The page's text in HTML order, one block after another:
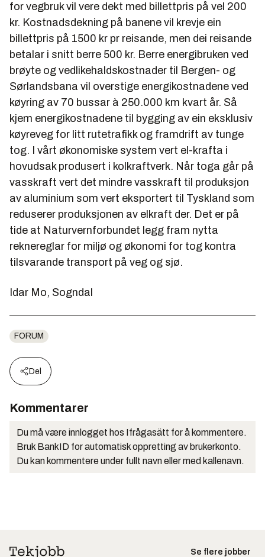
for vegbruk vil vere dekt med billettpris på vel 200
kr. Kostnadsdekning på banene vil krevje ein
billettpris på 1500 kr pr reisande, men dei reisande
betalar i snitt berre 500 kr. Berre energibruken ved
brøyte og vedlikehaldskostnader til Bergen- og
Sørlandsbana vil overstige energikostnadene ved
køyring av 70 bussar à 250.000 km kvart år. Så
kjem energikostnadene til bygging av ein eksklusiv
køyreveg for litt rutetrafikk og framdrift av tunge
tog. I vårt økonomiske system vert el-krafta i
hovudsak produsert i kolkraftverk. Når toga går på
vasskraft vert det mindre vasskraft til produksjon
av aluminium som vert eksportert til Tyskland som
reduserer produksjonen av elkraft der. Det er på
tide at Naturvernforbundet legg fram nytta
reknereglar for miljø og økonomi for tog kontra
tilsvarande transport på veg og sjø.
Idar Mo, Sogndal
FORUM
Del
Kommentarer
Du må være innlogget hos Ifrågasätt for å kommentere.
Bruk BankID for automatisk oppretting av brukerkonto.
Du kan kommentere under fullt navn eller med kallenavn.
Se flere jobber